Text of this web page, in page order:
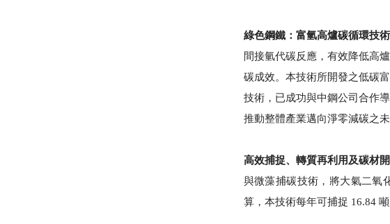
綠色鋼鐵：富氫高爐碳循環技
間接氫代碳反應，有效降低高
碳成效。本技術所開發之低碳
技術，已成功與中鋼公司合作
推動整體產業邁向淨零減碳之未
⾼效捕捉、轉質再利⽤及碳材
與微藻捕碳技術，將⼤氣⼆氧
算，本技術每年可捕捉 16.84 噸